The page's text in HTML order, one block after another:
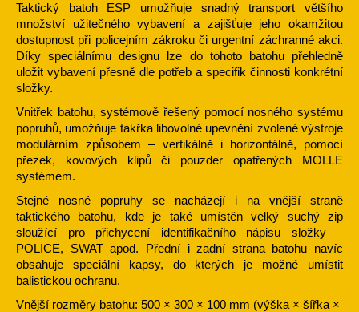
Taktický batoh ESP umožňuje snadný transport většího
množství užitečného vybavení a zajišťuje jeho okamžitou
dostupnost při policejním zákroku či urgentní záchranné akci.
Díky speciálnímu designu lze do tohoto batohu přehledně
uložit vybavení přesně dle potřeb a specifik činnosti konkrétní
složky.
Vnitřek batohu, systémově řešený pomocí nosného systému
popruhů, umožňuje takřka libovolné upevnění zvolené výstroje
modulárním způsobem – vertikálně i horizontálně, pomocí
přezek, kovových klipů či pouzder opatřených MOLLE
systémem.
Stejné nosné popruhy se nacházejí i na vnější straně
taktického batohu, kde je také umístěn velký suchý zip
sloužící pro přichycení identifikačního nápisu složky –
POLICE, SWAT apod. Přední i zadní strana batohu navíc
obsahuje speciální kapsy, do kterých je možné umístit
balistickou ochranu.
Vnější rozměry batohu: 500 × 300 × 100 mm (výška × šířka ×